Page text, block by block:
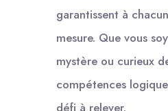
garantissent à
mesure. Que vous
mystère ou curieux
compétences
défi à relever.